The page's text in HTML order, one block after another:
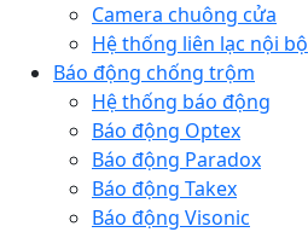
Camera chuông cửa
Hệ thống liên lạc nội bộ
Báo động chống trộm
Hệ thống báo động
Báo động Optex
Báo động Paradox
Báo động Takex
Báo động Visonic